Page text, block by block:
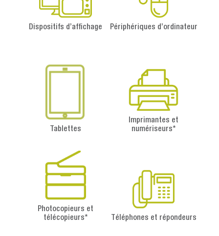
Dispositifs d’affichage Périphériques d’ordinateur
Tablettes
Imprimantes et
numériseurs*
Photocopieurs et
télécopieurs*
Téléphones et répondeurs